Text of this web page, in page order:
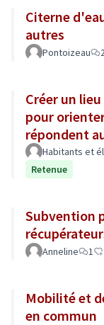
Citerne
autres
Pontoizeau
Créer un
pour
répondent
écologique
Habitants et
Retenue
Subvention
Anneline 1
Mobilité et
en commun